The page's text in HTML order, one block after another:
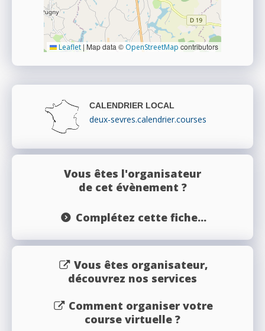
Leaflet | Map data © OpenStreetMap contributors
CALENDRIER LOCAL
deux-sevres.calendrier.courses
Vous êtes l'organisateur
de cet évènement ?
Complétez cette fiche...
Vous êtes organisateur,
découvrez nos services
Comment organiser votre
course virtuelle ?